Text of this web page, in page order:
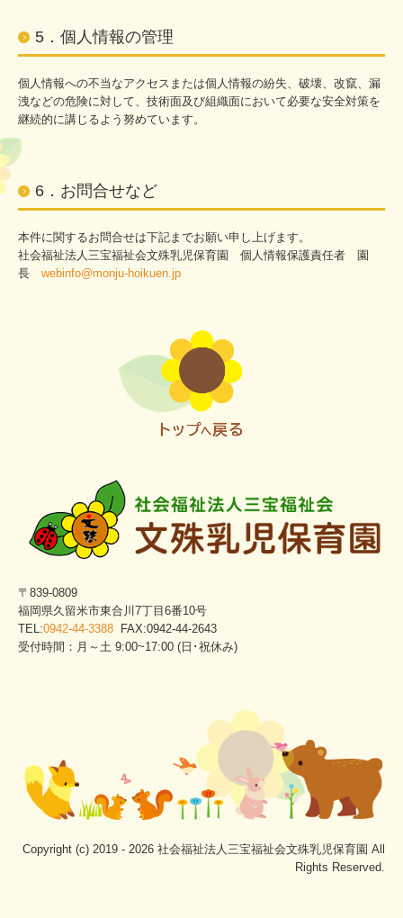
5．個人情報の管理
個人情報への不当なアクセスまたは個人情報の紛失、破壊、改竄、漏
洩などの危険に対して、技術面及び組織面において必要な安全対策を
継続的に講じるよう努めています。
6．お問合せなど
本件に関するお問合せは下記までお願い申し上げます。
社会福祉法人三宝福祉会文殊乳児保育園 個人情報保護責任者 園
長 webinfo@monju-hoikuen.jp
〒839-0809
福岡県久留米市東合川7丁目6番10号
TEL:0942-44-3388 FAX:0942-44-2643
受付時間：月～土 9:00~17:00 (日･祝休み)
Copyright (c) 2019 - 2026 社会福祉法人三宝福祉会文殊乳児保育園 All
Rights Reserved.